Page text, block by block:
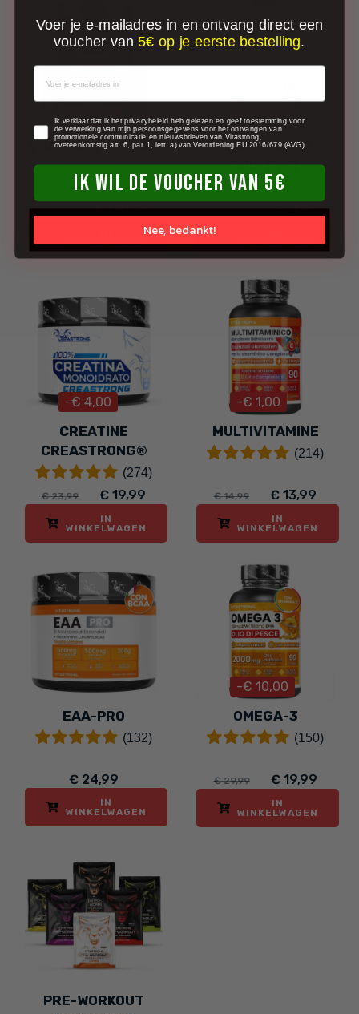
VOOR DE TRAINING
(362)
€ 49,99 € 34,99
-€ 15,00
WINKELWAGEN
VLAGGENSCHIP T-
SHIRT WIT
€ 24,99 € 6,99
-€ 18,00
WINKELWAGEN
CREATINE
CREASTRONG®
(274)
€ 23,99 € 19,99
-€ 4,00
IN
WINKELWAGEN
MULTIVITAMINE
(214)
€ 14,99 € 13,99
-€ 1,00
IN
WINKELWAGEN
EAA-PRO
(132)
€ 24,99
IN
WINKELWAGEN
OMEGA-3
(150)
€ 29,99 € 19,99
-€ 10,00
IN
WINKELWAGEN
PRE-WORKOUT
Voer je e-mailadres in en ontvang direct een
voucher van 5€ op je eerste bestelling.
newsletterIk verklaar dat ik het privacybeleid heb gelezen en geef toestemming voor
de verwerking van mijn persoonsgegevens voor het ontvangen van
promotionele communicatie en nieuwsbrieven van Vitastrong,
overeenkomstig art. 6, par. 1, lett. a) van Verordening EU 2016/679 (AVG).
IK WIL DE VOUCHER VAN 5€
Nee, bedankt!